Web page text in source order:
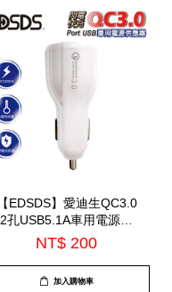
【EDSDS】愛迪生QC3.0
2孔USB5.1A車用電源供
應器(EDS-USB34)
NT$ 200
加入購物車